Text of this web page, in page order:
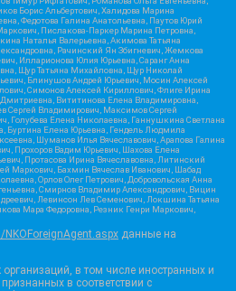
Борис Альбертович, Халидова Марина
Федотова Галина Анатольевна, Паутов Юрий
Пислакова-Паркер Марина Петровна,
Наталья Валерьевна, Акимова Татьяна
Рачинский Ян Збигневич, Жемкова
Илларионова Юлия Юрьевна, Саранг Анна
Щур Татьяна Михайловна, Щур Николай
Блинушов Андрей Юрьевич, Мосин Алексей
Симонов Алексей Кириллович, Флиге Ирина
Вититинова Елена Владимировна,
Сергей Владимирович, Максимов Сергей
Голубева Елена Николаевна, Ганнушкина Светлана
Буртина Елена Юрьевна, Гендель Людмила
Шуманов Илья Вячеславович, Арапова Галина
Прохоров Вадим Юрьевич, Шахова Елена
Протасова Ирина Вячеславовна, Литинский
Маркович, Бахмин Вячеслав Иванович, Шабад
Орлов Олег Петрович, Добровольская Анна
Смирнов Владимир Александрович, Вицин
Левинсон Лев Семенович, Локшина Татьяна
Мара Федоровна, Резник Генри Маркович,
данные на
в том числе иностранных и
в соответствии с